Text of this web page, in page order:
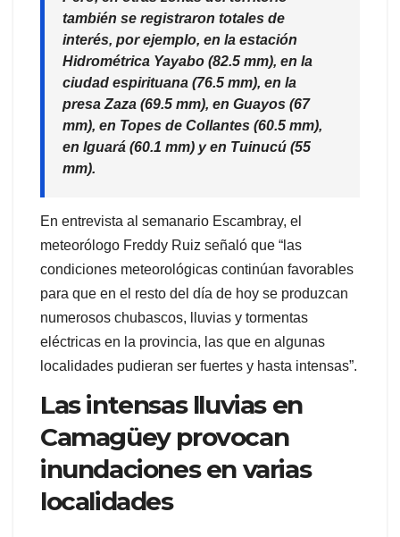
también se registraron totales de
interés, por ejemplo, en la estación
Hidrométrica Yayabo (82.5 mm), en la
ciudad espirituana (76.5 mm), en la
presa Zaza (69.5 mm), en Guayos (67
mm), en Topes de Collantes (60.5 mm),
en Iguará (60.1 mm) y en Tuinucú (55
mm).
En entrevista al semanario Escambray, el
meteorólogo Freddy Ruiz señaló que “las
condiciones meteorológicas continúan favorables
para que en el resto del día de hoy se produzcan
numerosos chubascos, lluvias y tormentas
eléctricas en la provincia, las que en algunas
localidades pudieran ser fuertes y hasta intensas”.
Las intensas lluvias en
Camagüey provocan
inundaciones en varias
localidades